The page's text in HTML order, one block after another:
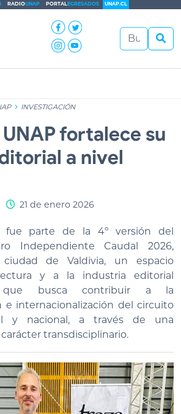
RADIOUNAP PORTALEGRESADOS UNAP.CL
INVESTIGACIÓN
fortalece su
a nivel
21 de enero 2026
fue parte de la 4º versión del
Independiente Caudal 2026,
de Valdivia, un espacio
y a la industria editorial
que busca contribuir a la
e internacionalización del circuito
y nacional, a través de una
transdisciplinario.